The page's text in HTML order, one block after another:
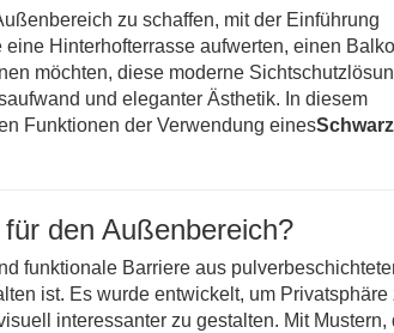
zu schaffen, mit der Einführung
eine Hinterhofterrasse aufwerten, einen
möchten, diese moderne
und eleganter Ästhetik. In diesem
Funktionen der Verwendung eines
den Außenbereich?
funktionale Barriere aus
ist. Es wurde entwickelt, um Privatsphäre
interessanter zu gestalten. Mit Mustern,